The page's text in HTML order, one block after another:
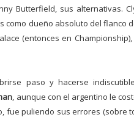
Butterfield, sus alternativas.
como dueño absoluto del flanco
(entonces en
paso y hacerse
, aunque con el argentino le
fue puliendo sus errores (sobre